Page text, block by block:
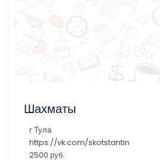
Шахматы
г Тула
https://vk.com/skotstantin
2500 руб.